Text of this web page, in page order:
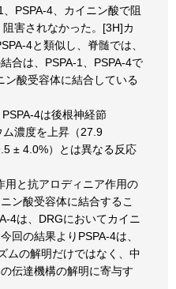
PSPA-4、カイニン酸で阻
害されなかった。[3H]カ
4と類似し、脊髄では、
合は、PSPA-1、PSPA-4で
ン酸受容体に結合している
4は後根神経節
ム濃度を上昇（27.9
± 4.0%）とは異なる反応
用と抗アロディニア作用の
ン酸受容体に結合するこ
4は、DRGにおいてカイニ
回の結果よりPSPA-4は、
ムの解明だけではなく、中
伝達機構の解明に寄与す